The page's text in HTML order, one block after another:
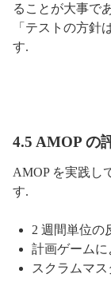
ることが大事で
「テストの方針
す.
4.5 AMOP の
AMOP を実践し
す.
2 週間単位の
計画ゲーム
スクラムマ